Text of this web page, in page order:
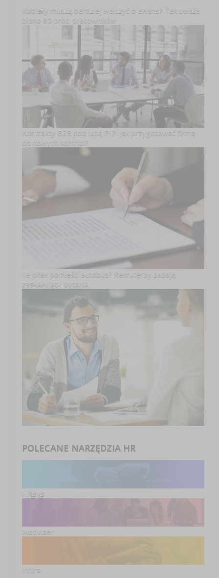
Kobiety muszą bardziej walczyć o awans? Tak uważa
blisko 80 proc. pracowników
Kontrakty B2B pod lupą PIP. Jak przygotować firmę
do nowych kontroli?
Ile piłek pomieści autobus? Rekruterzy zadają
zaskakujące pytania
POLECANE NARZĘDZIA HR
HRsys
Motivizer
Inhire